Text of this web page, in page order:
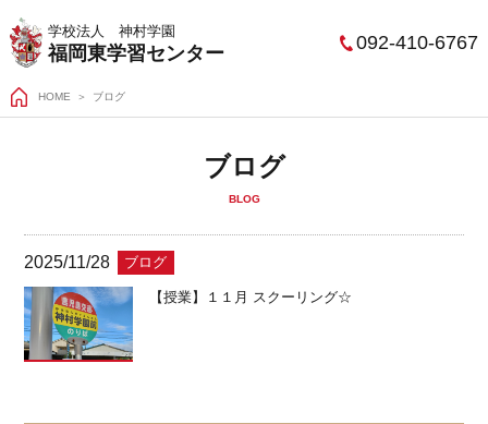
学校法人 神村学園
福岡東学習センター 092-410-6767
HOME ブログ
ブログ
BLOG
2025/11/28 ブログ
【授業】１１月 スクーリング☆